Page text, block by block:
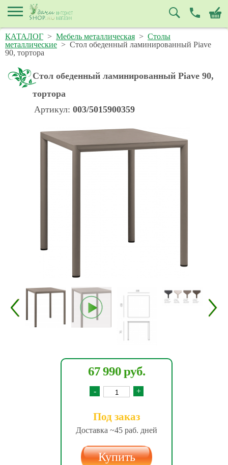
КАТАЛОГ > Мебель металлическая > Столы
металлические > Стол обеденный ламинированный Piave
90, тортора
Стол обеденный ламинированный Piave 90,
тортора
Артикул: 003/5015900359
67 990 руб.
- +
Под заказ
Доставка ~45 раб. дней
Купить